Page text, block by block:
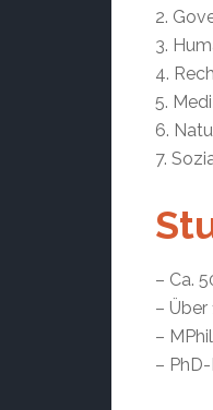
2.
3.
4.
5.
6.
7.
– Ca.
–
–
–